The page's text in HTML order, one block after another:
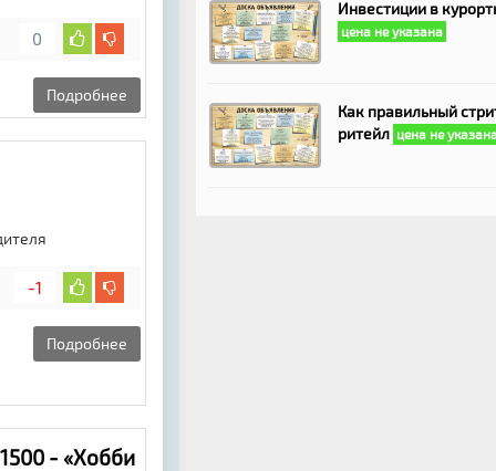
0
Подробнее
-1
Подробнее
- «Хобби
дают мне.
Инвестиции в
цена не указана
Как правильный
ритейл цена не